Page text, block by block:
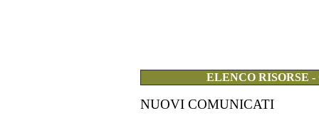
ELENCO RISORSE
NUOVI COMUNICATI